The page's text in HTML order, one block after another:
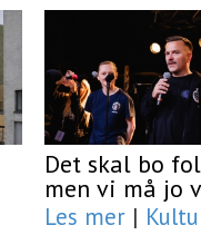
Det skal bo
men vi må jo
Les mer |